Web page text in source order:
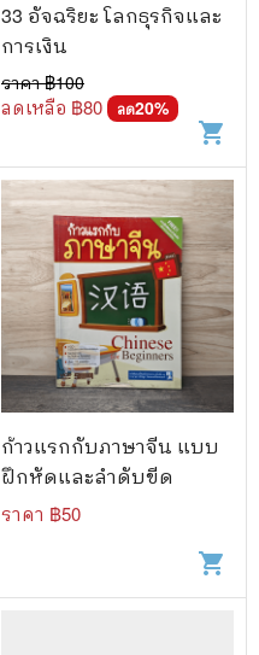
33 อัจฉริยะ โลกธุรกิจและ
การเงิน
ราคา ฿100
ลดเหลือ ฿80 ลด20%
shopping_cart
ก้าวแรกกับภาษาจีน แบบ
ฝึกหัดและลำดับขีด
ราคา ฿50
shopping_cart